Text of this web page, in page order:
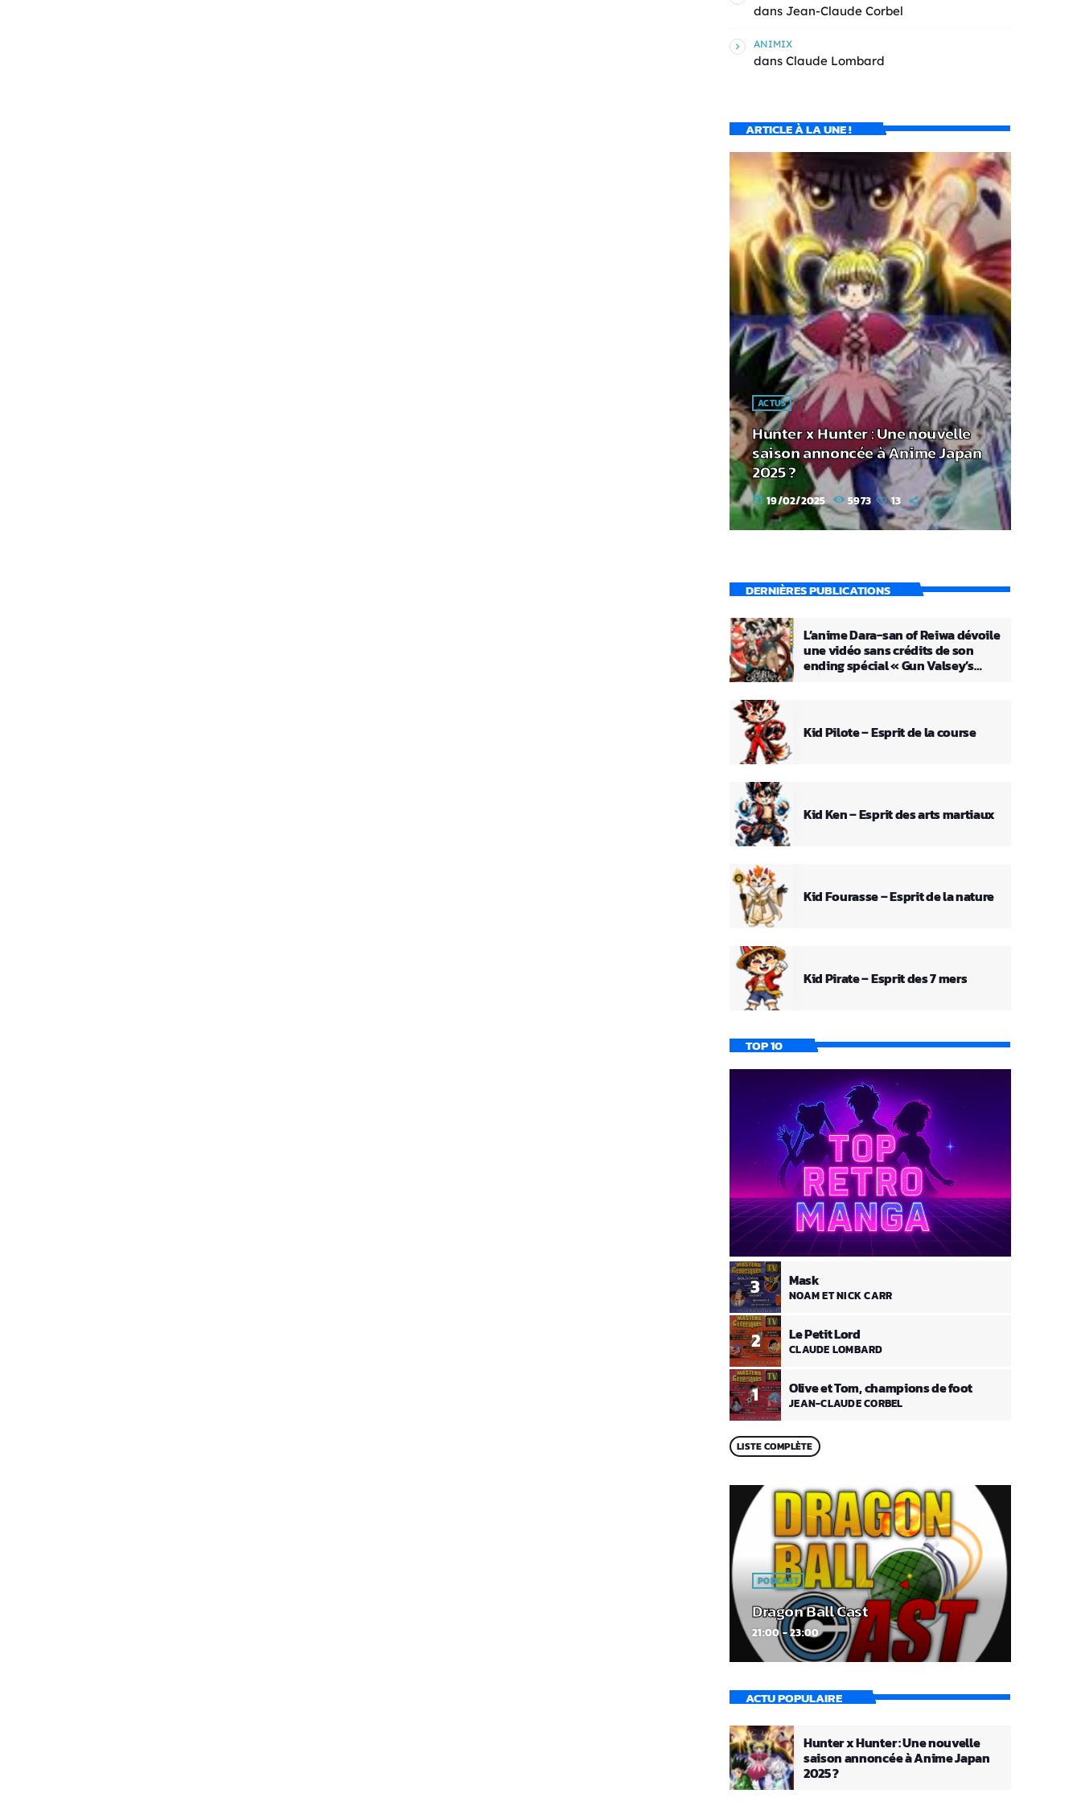
dans Jean-Claude Corbel
ANIMIX
dans Claude Lombard
ARTICLE À LA UNE !
ACTUS
Hunter x Hunter : Une nouvelle
saison annoncée à Anime Japan
2025 ?
today 19/02/2025 5973 13
DERNIÈRES PUBLICATIONS
L’anime Dara-san of Reiwa dévoile
une vidéo sans crédits de son
ending spécial « Gun Valsey’s
Kid Pilote – Esprit de la course
Kid Ken – Esprit des arts martiaux
Kid Fourasse – Esprit de la nature
Kid Pirate – Esprit des 7 mers
TOP 10
1 Olive et Tom, champions de foot
JEAN-CLAUDE CORBEL
2 Le Petit Lord
CLAUDE LOMBARD
3 Mask
NOAM ET NICK CARR
LISTE COMPLÈTE
PODCAST
Dragon Ball Cast
21:00 - 23:00
ACTU POPULAIRE
Hunter x Hunter : Une nouvelle
saison annoncée à Anime Japan
2025 ?